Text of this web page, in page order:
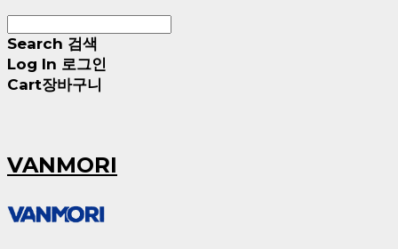
Search 검색
Log In 로그인
Cart장바구니
VANMORI